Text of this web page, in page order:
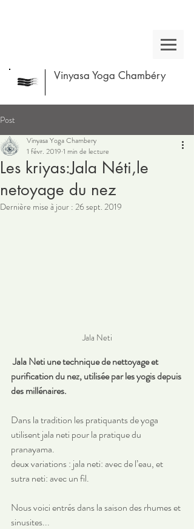
Vinyasa Yoga Chambéry
Post
Les kriyas:Jala Néti,le
netoyage du nez
Vinyasa Yoga Chambery
1 févr. 2019 1 min de lecture
Dernière mise à jour : 26 sept. 2019
Jala Neti
Jala Neti une technique de nettoyage et
purification du nez, utilisée par les yogis depuis
des millénaires.
Dans la tradition les pratiquants de yoga
utilisent jala neti pour la pratique du
pranayama.
deux variations : jala neti: avec de l’eau, et
sutra neti: avec un fil.
Nous voici entrés dans la saison des rhumes et
sinusites...